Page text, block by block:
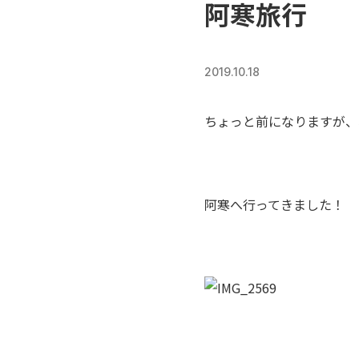
阿寒旅行
2019.10.18
ちょっと前になりますが
阿寒へ行ってきました！